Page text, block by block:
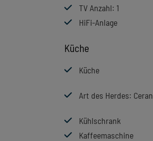
TV Anzahl: 1
HiFi-Anlage
Küche
Küche
Art des Herdes: Ceran
Kühlschrank
Kaffeemaschine